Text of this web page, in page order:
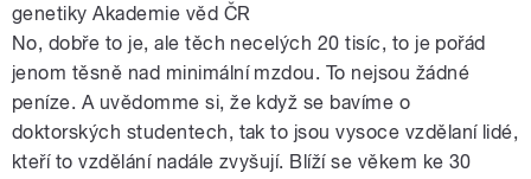
genetiky Akademie věd ČR
No, dobře to je, ale těch necelých 20 tisíc, to je pořád
jenom těsně nad minimální mzdou. To nejsou žádné
peníze. A uvědomme si, že když se bavíme o
doktorských studentech, tak to jsou vysoce vzdělaní lidé,
kteří to vzdělání nadále zvyšují. Blíží se věkem ke 30